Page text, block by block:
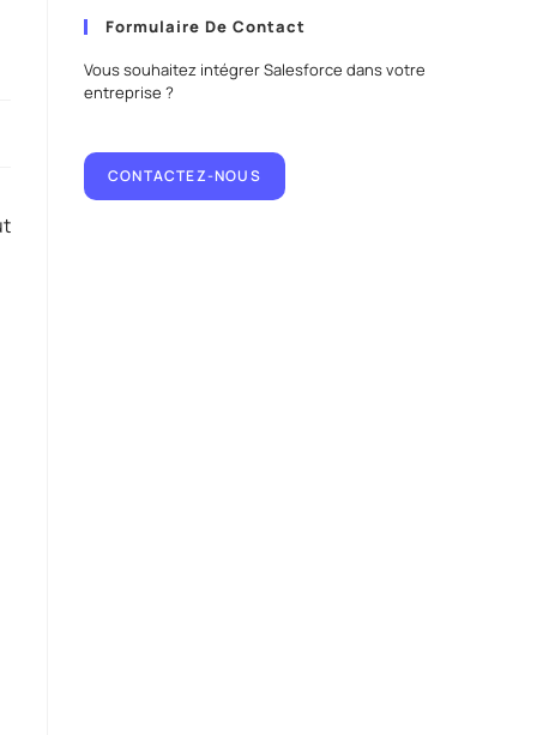
Formulaire De Contact
Vous souhaitez intégrer Salesforce dans votre
entreprise ?
CONTACTEZ-NOUS